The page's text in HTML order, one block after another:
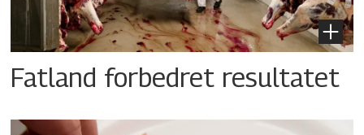
Fatland forbedret resultatet